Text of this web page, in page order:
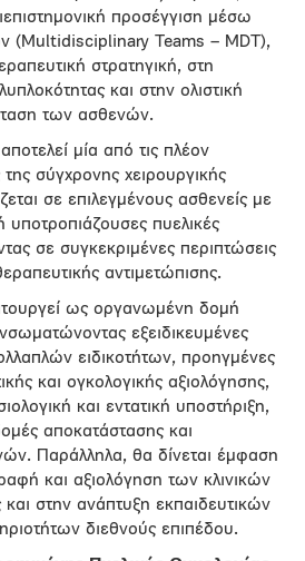
προσέγγιση μέσω
(Multidisciplinary Teams – MDT),
στρατηγική, στη
και στην ολιστική
των ασθενών.
μία από τις πλέον
της σύγχρονης χειρουργικής
σε επιλεγμένους ασθενείς με
πυελικές
σε συγκεκριμένες περιπτώσεις
αντιμετώπισης.
ως οργανωμένη δομή
εξειδικευμένες
ειδικοτήτων, προηγμένες
και ογκολογικής αξιολόγησης,
και εντατική υποστήριξη,
αποκατάστασης και
Παράλληλα, θα δίνεται έμφαση
και αξιολόγηση των κλινικών
στην ανάπτυξη εκπαιδευτικών
διεθνούς επιπέδου.